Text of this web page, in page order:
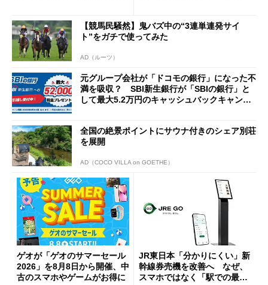
【競馬民騒然】鬼バズ中の“3連単連発サイ
ト”をガチで使ってみた
AD（ルーツ）
元グループ会社が「ドコモの銀行」になった不
満を吸収？ SBI新生銀行が「SBIの銀行」と
して最大5.2万円のキャッシュバックキャンペ
全国の絶景ポイントにサウナ付きのシェア別荘
を展開
AD（COCO VILLA on GOETHE）
ゲオが「ゲオのサマーセール
2026」を8月8日から開催、中
古のスマホやゲームがお得に
JR東日本「分かりにくい」新
幹線券売機を改善へ なぜ、
スマホではなく「駅での最短